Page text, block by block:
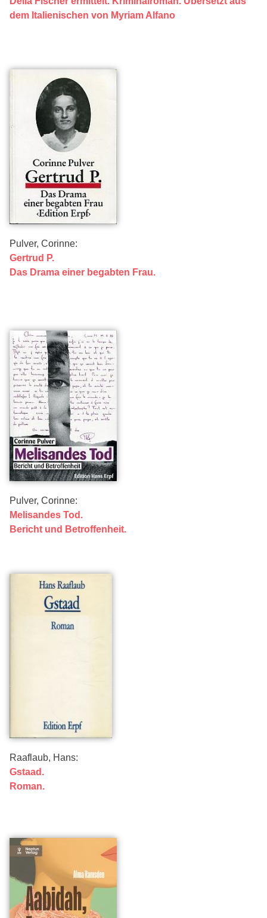
dem Italienischen von Myriam Alfano
Pulver, Corinne:
Gertrud P.
Das Drama einer begabten Frau.
Pulver, Corinne:
Melisandes Tod.
Bericht und Betroffenheit.
Raaflaub, Hans:
Gstaad.
Roman.